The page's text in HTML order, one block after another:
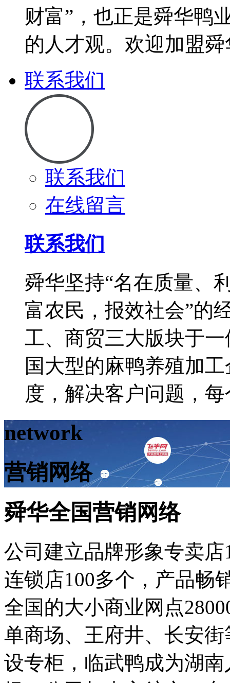
财富”，也正是舜华鸭
的人才观。欢迎加盟
联系我们
联系我们
在线留言
联系我们
舜华坚持“名在质量、
富农民，报效社会”的
工、商贸三大版块于
国大型的麻鸭养殖加
度，解决客户问题，
network
营销网络
舜华全国营销网络
公司建立品牌形象专卖
连锁店100多个，产品畅
全国的大小商业网点
单商场、王府井、长安
设专柜，临武鸭成为湖